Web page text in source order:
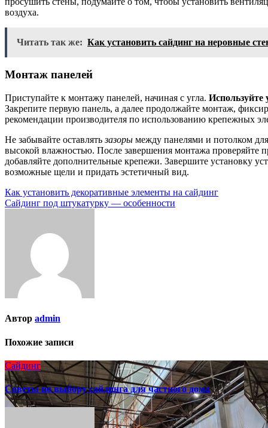
воздуха.
Читать так же: Как установить сайдинг на неровные
Монтаж панелей
Приступайте к монтажу панелей, начиная с угла. Используйте
Закрепите первую панель, а далее продолжайте монтаж,
рекомендации производителя по использованию крепежных
Не забывайте оставлятьзазоры между панелями и потолком
высокой влажностью. После завершения монтажа проверяйте
добавляйте дополнительные крепежи. Завершите установку
возможные щели и придать эстетичный вид.
Навигация
по
Как установить декоративные элементы на сайдинг
Сайдинг под штукатурку — особенности
Автор admin
Похожие записи
Сайдинг
Советы по выбору сайдинга для частного дома